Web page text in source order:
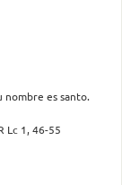
nombre es santo.
Lc 1, 46-55